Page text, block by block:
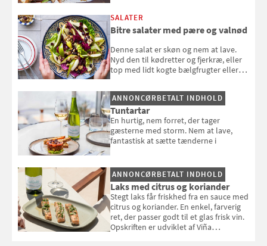
SALATER
Bitre salater med pære og valnød
Denne salat er skøn og nem at lave.
Nyd den til kødretter og fjerkræ, eller
top med lidt kogte bælgfrugter eller
selvstændigt måltid. Opskriften er fra
Louisa Lorangs kogebog "Salat".
ANNONCØRBETALT INDHOLD
Tuntartar
En hurtig, nem forret, der tager
gæsterne med storm. Nem at lave,
fantastisk at sætte tænderne i
ANNONCØRBETALT INDHOLD
Laks med citrus og koriander
Stegt laks får friskhed fra en sauce med
citrus og koriander. En enkel, farverig
ret, der passer godt til et glas frisk vin.
Opskriften er udviklet af Viña